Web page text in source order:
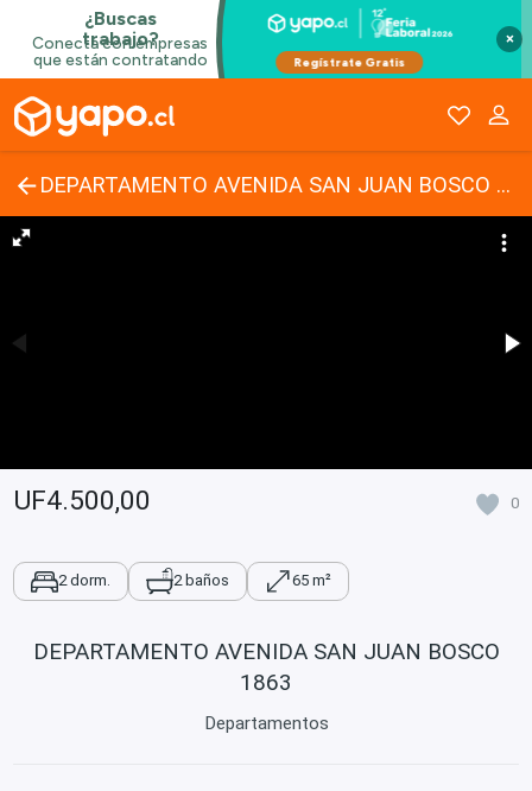
×
DEPARTAMENTO AVENIDA SAN JUAN BOSCO 1863
UF4.500,00 0
2 dorm. 2 baños 65 m²
DEPARTAMENTO AVENIDA SAN JUAN BOSCO
1863
Departamentos